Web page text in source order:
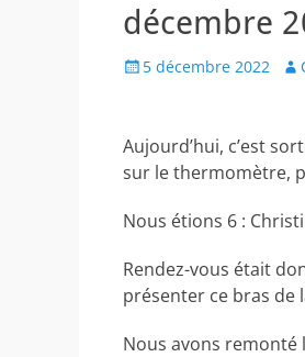
décembre
Posted
5 décembre 2022
Aujourd’hui, c’est
sur le thermomètre,
Nous étions 6 :
Rendez-vous était
présenter ce bras de
Nous avons remonté